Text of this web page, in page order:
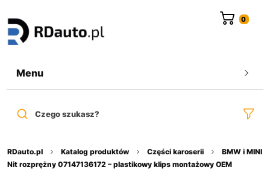
Menu
Czego szukasz?
RDauto.pl Katalog produktów Części karoserii
BMW i MINI
Nit rozprężny 07147136172 – plastikowy klips montażowy OEM